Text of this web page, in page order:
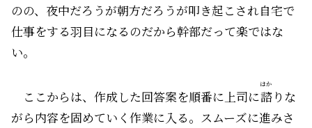
のの、夜中だろうが朝方だろうが叩き起こされ自宅で
仕事をする羽目になるのだから幹部だって楽ではな
い。
ここからは、作成した回答案を順番に上司に諮
はか
りな
がら内容を固めていく作業に入る。スムーズに進みさ